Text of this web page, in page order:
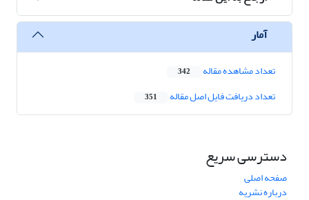
آمار
تعداد مشاهده مقاله 342
تعداد دریافت فایل اصل مقاله 351
دسترسی سریع
صفحه اصلی
درباره نشریه